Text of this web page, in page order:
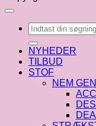
Søg
efter:
NYHEDER
TILBUD
STOF
NEM